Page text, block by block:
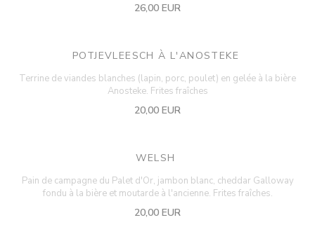
26,00 EUR
POTJEVLEESCH À L'ANOSTEKE
Terrine de viandes blanches (lapin, porc, poulet) en gelée à la bière
Anosteke. Frites fraîches
20,00 EUR
WELSH
Pain de campagne du Palet d'Or, jambon blanc, cheddar Galloway
fondu à la bière et moutarde à l'ancienne. Frites fraîches.
20,00 EUR